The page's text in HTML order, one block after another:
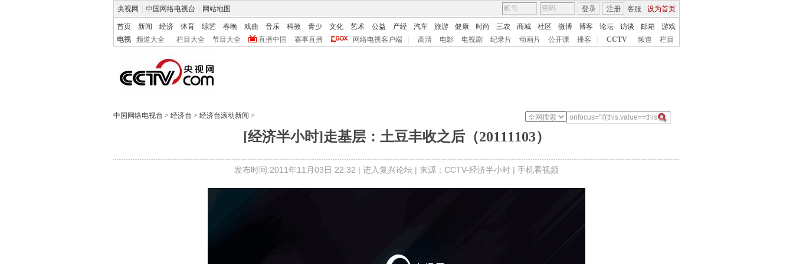
央视网 中国网络电视台 网站地图 客服 设为首页
登录 注册
首页 新闻 经济 体育 综艺 春晚 戏曲 音乐 科教 青少 文化 艺术 公益 产经 汽车 旅游 健康 时尚 三农 商城 社区 微博 博客 论坛 访谈 邮箱
游戏
电视
频道大全 栏目大全 节目大全 直播中国 赛事直播 网络电视客户端 高清 电影 电视剧 纪录片 动画片 公开课 播客 CCTV 频道 栏目
中国网络电视台 > 经济台 > 经济台滚动新闻 >
[经济半小时]走基层：土豆丰收之后（20111103）
发布时间:2011年11月03日 22:32 | 进入复兴论坛 | 来源：CCTV-经济半小时 | 手机看视频